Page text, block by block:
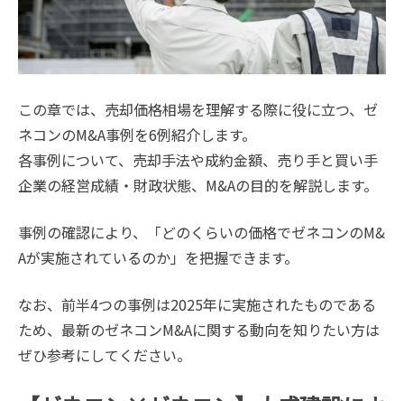
この章では、売却価格相場を理解する際に役に立つ、ゼ
ネコンのM&A事例を6例紹介します。
各事例について、売却手法や成約金額、売り手と買い手
企業の経営成績・財政状態、M&Aの目的を解説します。
事例の確認により、「どのくらいの価格でゼネコンのM&
Aが実施されているのか」を把握できます。
なお、前半4つの事例は2025年に実施されたものである
ため、最新のゼネコンM&Aに関する動向を知りたい方は
ぜひ参考にしてください。